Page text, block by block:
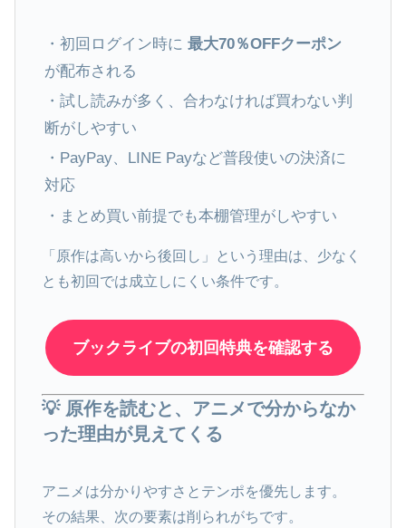
・初回ログイン時に最大70％OFFクーポン
が配布される
・試し読みが多く、合わなければ買わない判
断がしやすい
・PayPay、LINE Payなど普段使いの決済に
対応
・まとめ買い前提でも本棚管理がしやすい
「原作は高いから後回し」という理由は、少なく
とも初回では成立しにくい条件です。
ブックライブの初回特典を確認する
💡 原作を読むと、アニメで分からなか
った理由が見えてくる
アニメは分かりやすさとテンポを優先します。
その結果、次の要素は削られがちです。